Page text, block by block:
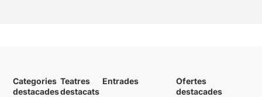
Categories
destacades
Teatres
destacats
Entrades
Ofertes
destacades